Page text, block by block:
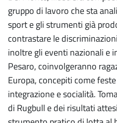
gruppo di lavoro che sta
sport e gli strumenti già
contrastare le
inoltre gli eventi nazionali e
Pesaro, coinvolgeranno
Europa, concepiti come
integrazione e socialità.
di Rugbull e dei risultati